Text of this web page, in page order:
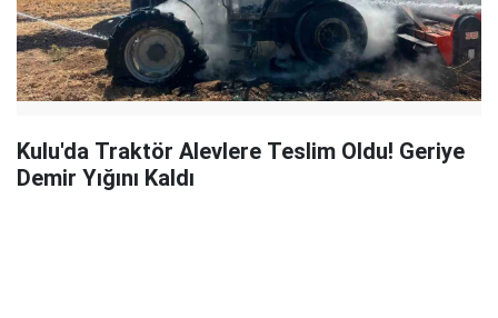
Kulu'da Traktör Alevlere Teslim Oldu! Geriye
Demir Yığını Kaldı